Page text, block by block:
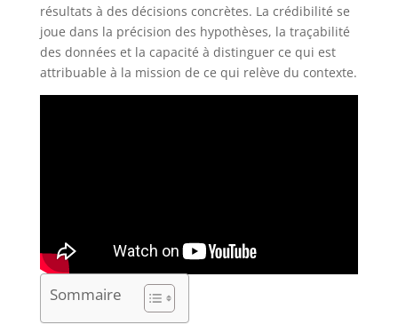
résultats à des décisions concrètes. La crédibilité se
joue dans la précision des hypothèses, la traçabilité
des données et la capacité à distinguer ce qui est
attribuable à la mission de ce qui relève du contexte.
Sommaire